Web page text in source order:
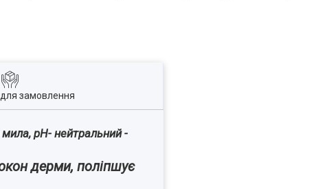
для замовлення
pH- нейтральний -
дерми, поліпшує